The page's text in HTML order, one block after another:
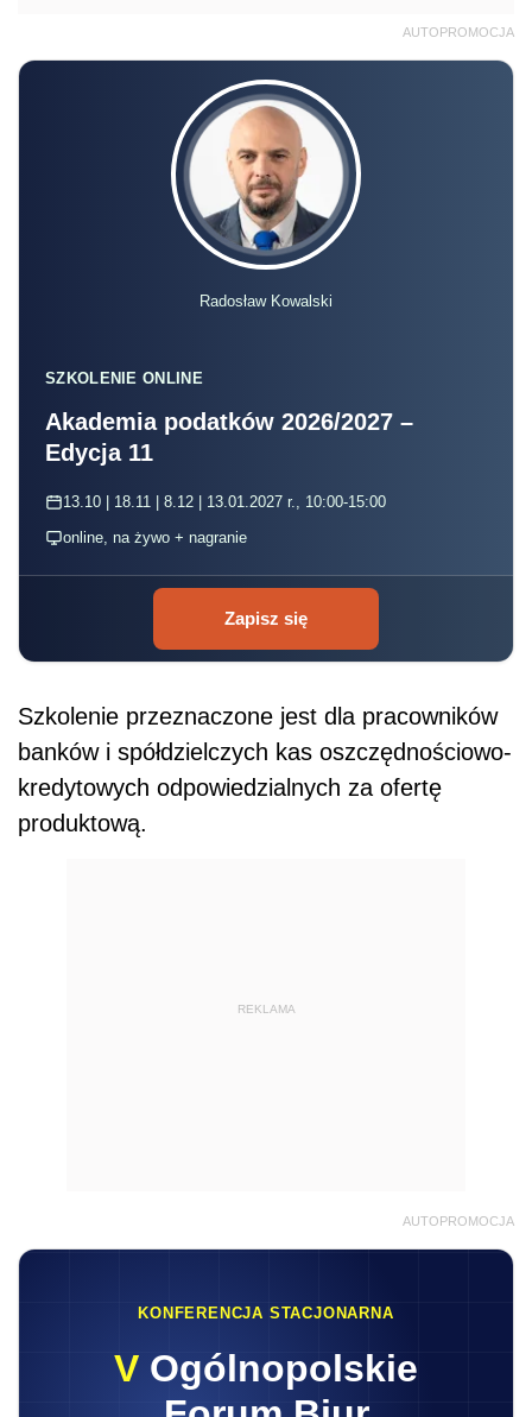
AUTOPROMOCJA
Radosław Kowalski
SZKOLENIE ONLINE
Akademia podatków 2026/2027 –
Edycja 11
13.10 | 18.11 | 8.12 | 13.01.2027 r., 10:00-15:00
online, na żywo + nagranie
Zapisz się
Szkolenie przeznaczone jest dla pracowników
banków i spółdzielczych kas oszczędnościowo-
kredytowych odpowiedzialnych za ofertę
produktową.
REKLAMA
AUTOPROMOCJA
KONFERENCJA STACJONARNA
V Ogólnopolskie